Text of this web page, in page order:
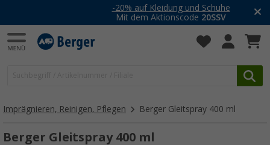
-20% auf Kleidung und Schuhe
Mit dem Aktionscode20SSV
Imprägnieren, Reinigen, Pflegen Berger Gleitspray 400 ml
Berger Gleitspray 400 ml